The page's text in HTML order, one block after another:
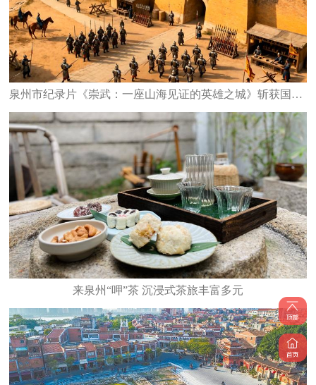
泉州市纪录片《崇武：一座山海见证的英雄之城》斩获国家级大奖
来泉州“呷”茶 沉浸式茶旅丰富多元